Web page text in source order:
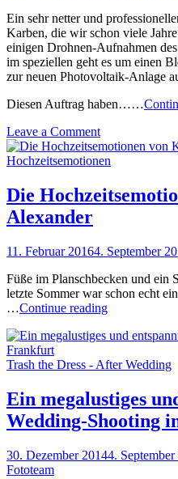
Ein sehr netter und
Karben, die wir schon viele
einigen Drohnen-Aufnahmen
im speziellen geht es um einen
zur neuen Photovoltaik-Anlage
Diesen Auftrag haben……
Leave a Commenton
Abgehoben
–
auch
–
der
Drohne
Hochzeitsemotionen
Die
Alexander
11. Februar 20164. September
Füße im Planschbecken und ein
letzte Sommer war schon echt
…Continue readingDie
von
&
Trash the Dress - After Wedding
Ein megalustiges
Wedding-Shooting
30. Dezember 20144.
Fototeam